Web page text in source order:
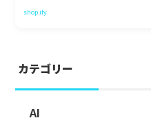
shopify
カテゴリー
AI